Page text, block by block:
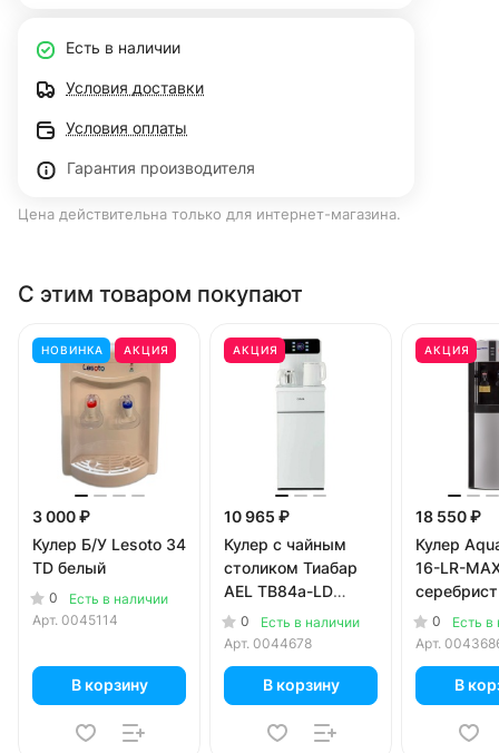
Есть в наличии
Условия доставки
Условия оплаты
Гарантия производителя
Цена действительна только для интернет-магазина.
С этим товаром покупают
НОВИНКА АКЦИЯ
3 000 ₽
Кулер Б/У Lesoto 34
TD белый
0
Есть в наличии
Арт. 0045114
В корзину
АКЦИЯ
10 965 ₽
Кулер с чайным
столиком Тиабар
AEL TB84a-LD
белый (шкафчик 3
литра)
0
Есть в наличии
Арт. 0044678
В корзину
АКЦИЯ
18 550 ₽
Кулер
16-LR-
черный
0
Есть в
Арт.
В